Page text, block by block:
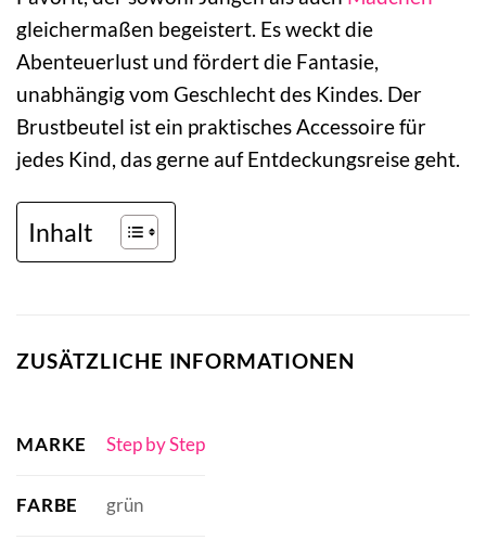
gleichermaßen begeistert. Es weckt die
Abenteuerlust und fördert die Fantasie,
unabhängig vom Geschlecht des Kindes. Der
Brustbeutel ist ein praktisches Accessoire für
jedes Kind, das gerne auf Entdeckungsreise geht.
Inhalt
ZUSÄTZLICHE INFORMATIONEN
MARKE Step by Step
FARBE grün